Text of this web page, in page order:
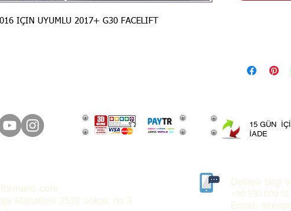
IÇIN UYUMLU 2017+ G30 FACELIFT
BİLGİSİ İÇİN
Mahallesi 2532 sokak no:3
15 GÜN
İADE
Detaylı bilgi
+90 530 600
Email: